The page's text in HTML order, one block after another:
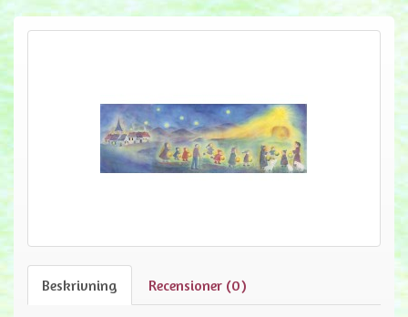
Beskrivning Recensioner (0)